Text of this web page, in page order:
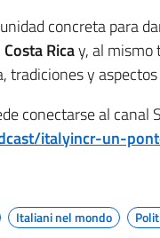
concreta para
Ricay, al
tradiciones y
conectarse al canal
italyincr-un-
Italiani nel mondo